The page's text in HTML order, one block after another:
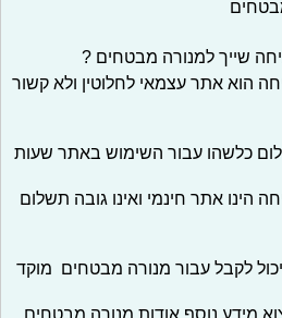
שייך למנורה מבטחים ?
הוא אתר עצמאי לחלוטין ולא קשור
כלשהו עבור השימוש באתר שעות
הינו אתר חינמי ואינו גובה תשלום
יכול לקבל עבור מנורה מבטחים מוקד
מידע נוסף אודות מנורה מבטחים